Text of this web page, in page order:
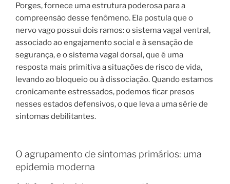
Porges, fornece uma estrutura poderosa para a
compreensão desse fenômeno. Ela postula que o
nervo vago possui dois ramos: o sistema vagal ventral,
associado ao engajamento social e à sensação de
segurança, e o sistema vagal dorsal, que é uma
resposta mais primitiva a situações de risco de vida,
levando ao bloqueio ou à dissociação. Quando estamos
cronicamente estressados, podemos ficar presos
nesses estados defensivos, o que leva a uma série de
sintomas debilitantes.
O agrupamento de sintomas primários: uma
epidemia moderna